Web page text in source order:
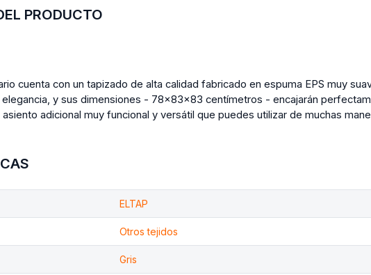
PRODUCTO
cuenta con un tapizado de alta calidad fabricado en espuma EPS muy
elegancia, y sus dimensiones - 78x83x83 centímetros - encajarán
adicional muy funcional y versátil que puedes utilizar de muchas
ELTAP
Otros tejidos
Gris